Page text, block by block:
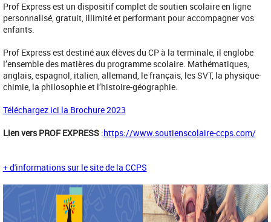
Prof Express est un dispositif complet de soutien scolaire en ligne
personnalisé, gratuit, illimité et performant pour accompagner vos
enfants.
Prof Express est destiné aux élèves du CP à la terminale, il englobe
l’ensemble des matières du programme scolaire. Mathématiques,
anglais, espagnol, italien, allemand, le français, les SVT, la physique-
chimie, la philosophie et l’histoire-géographie.
Téléchargez ici la Brochure 2023
Lien vers PROF EXPRESS :https://www.soutienscolaire-ccps.com/
+ d'informations sur le site de la CCPS